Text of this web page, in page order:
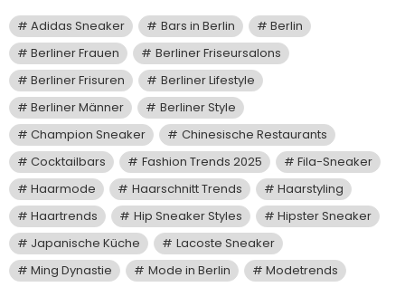
Adidas Sneaker Bars in Berlin
Berlin
Berliner Frauen
Berliner Friseursalons
Berliner Frisuren
Berliner Lifestyle
Berliner Männer
Berliner Style
Champion Sneaker
Chinesische Restaurants
Cocktailbars
Fashion Trends 2025
Fila-Sneaker
Haarmode
Haarschnitt Trends
Haarstyling
Haartrends
Hip Sneaker Styles
Hipster Sneaker
Japanische Küche
Lacoste Sneaker
Ming Dynastie
Mode in Berlin
Modetrends